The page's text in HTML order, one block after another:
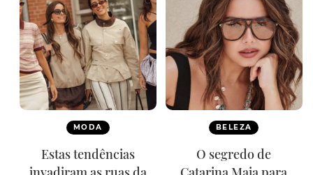
MODA
Estas tendências
BELEZA
O segredo de